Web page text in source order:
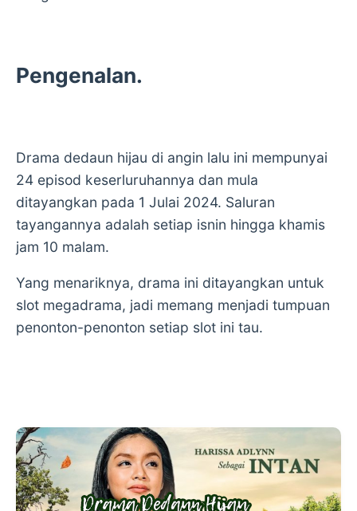
Pengenalan.
Drama dedaun hijau di angin lalu ini mempunyai
24 episod keserluruhannya dan mula
ditayangkan pada 1 Julai 2024. Saluran
tayangannya adalah setiap isnin hingga khamis
jam 10 malam.
Yang menariknya, drama ini ditayangkan untuk
slot megadrama, jadi memang menjadi tumpuan
penonton-penonton setiap slot ini tau.